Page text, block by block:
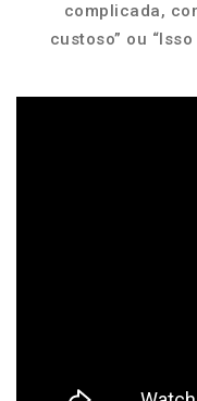
complicada,
custoso” ou